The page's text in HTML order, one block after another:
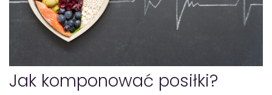
Jak komponować posiłki?